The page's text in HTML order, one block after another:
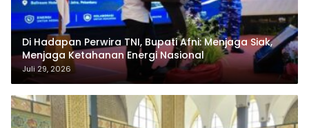
Di Hadapan Perwira TNI, Bupati Afni: Menjaga Siak,
Menjaga Ketahanan Energi Nasional
Juli 29, 2026